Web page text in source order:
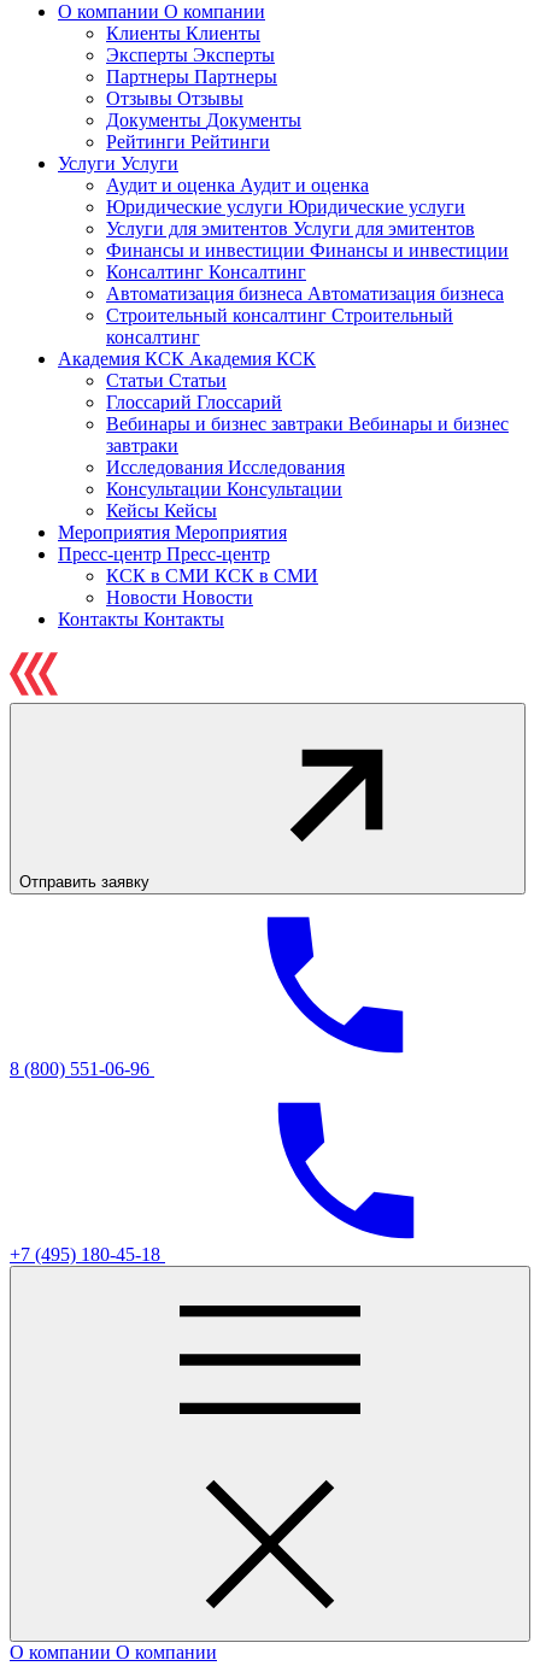
О компании О компании
Клиенты Клиенты
Эксперты Эксперты
Партнеры Партнеры
Отзывы Отзывы
Документы Документы
Рейтинги Рейтинги
Услуги Услуги
Аудит и оценка Аудит и оценка
Юридические услуги Юридические услуги
Услуги для эмитентов Услуги для эмитентов
Финансы и инвестиции Финансы и инвестиции
Консалтинг Консалтинг
Автоматизация бизнеса Автоматизация бизнеса
Строительный консалтинг Строительный
консалтинг
Академия КСК Академия КСК
Статьи Статьи
Глоссарий Глоссарий
Вебинары и бизнес завтраки Вебинары и бизнес
завтраки
Исследования Исследования
Консультации Консультации
Кейсы Кейсы
Мероприятия Мероприятия
Пресс-центр Пресс-центр
КСК в СМИ КСК в СМИ
Новости Новости
Контакты Контакты
Отправить заявку
8 (800) 551-06-96
+7 (495) 180-45-18
О компании О компании